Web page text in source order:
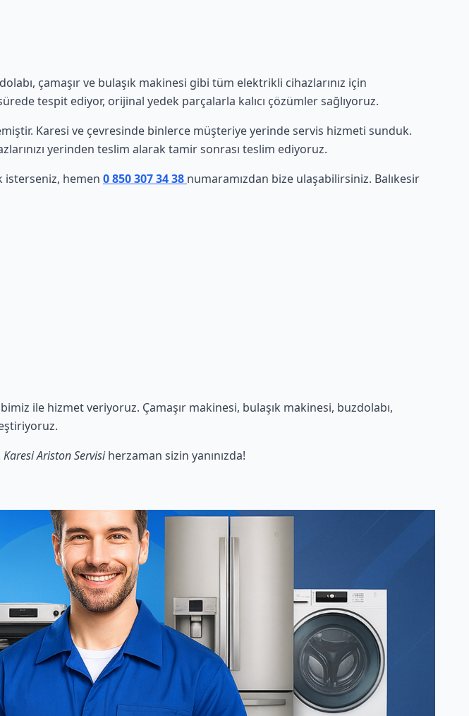
çamaşır ve bulaşık makinesi gibi tüm elektrikli cihazlarınız için
tespit ediyor, orijinal yedek parçalarla kalıcı çözümler sağlıyoruz.
Karesi ve çevresinde binlerce müşteriye yerinde servis hizmeti sunduk.
yerinden teslim alarak tamir sonrası teslim ediyoruz.
isterseniz, hemen 0 850 307 34 38 numaramızdan bize ulaşabilirsiniz. Balıkesir
ile hizmet veriyoruz. Çamaşır makinesi, bulaşık makinesi, buzdolabı,
Karesi Ariston Servisiherzaman sizin yanınızda!